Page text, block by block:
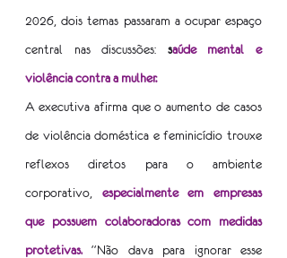
2026, dois temas passaram a ocupar espaço
central nas discussões: saúde mental e
violência contra a mulher.
A executiva afirma que o aumento de casos
de violência doméstica e feminicídio trouxe
reflexos diretos para o ambiente
corporativo, especialmente em empresas
que possuem colaboradoras com medidas
protetivas. “Não dava para ignorar esse